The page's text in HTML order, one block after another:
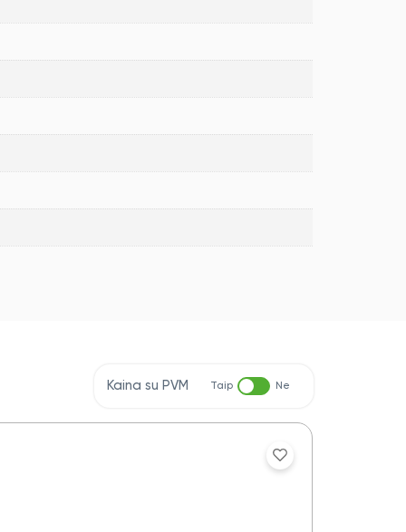
Kaina su PVM Taip Ne